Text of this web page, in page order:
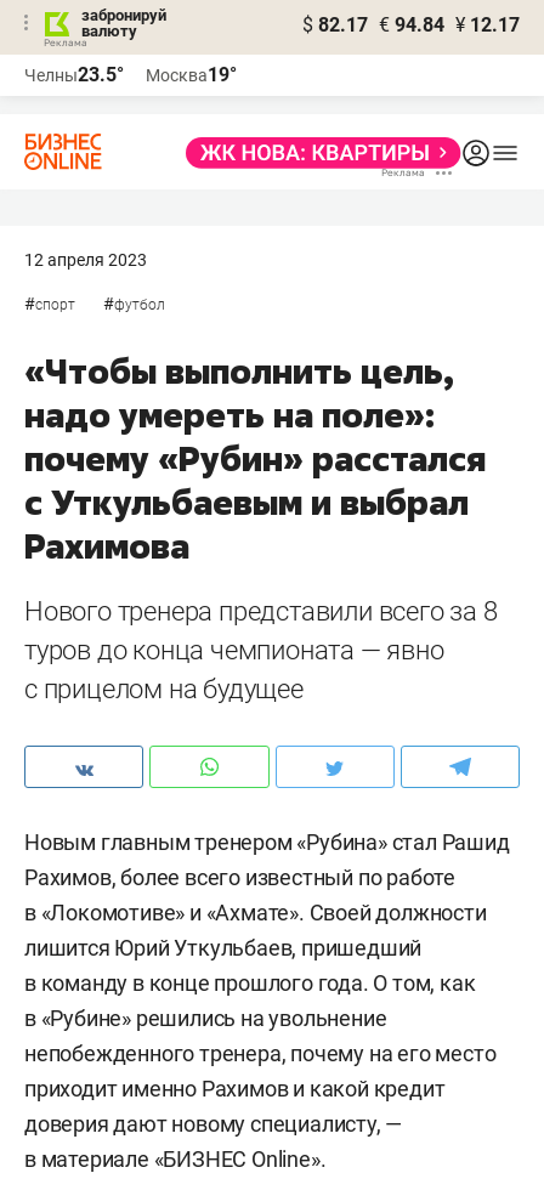
забронируй
валюту
$ 82.17 € 94.84 ¥ 12.17
Челны23.5° Москва19°
12 апреля 2023
#спорт #футбол
«Чтобы выполнить цель,
надо умереть на поле»:
почему «Рубин» расстался
с Уткульбаевым и выбрал
Рахимова
Нового тренера представили всего за 8
туров до конца чемпионата — явно
с прицелом на будущее
Новым главным тренером «Рубина» стал Рашид
Рахимов, более всего известный по работе
в «Локомотиве» и «Ахмате». Своей должности
лишится Юрий Уткульбаев, пришедший
в команду в конце прошлого года. О том, как
в «Рубине» решились на увольнение
непобежденного тренера, почему на его место
приходит именно Рахимов и какой кредит
доверия дают новому специалисту, —
в материале «БИЗНЕС Online».